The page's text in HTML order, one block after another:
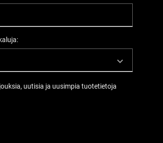
uutisia ja uusimpia tuotetietoja